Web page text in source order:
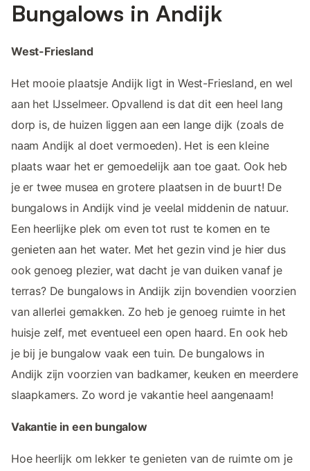
Bungalows in Andijk
West-Friesland
Het mooie plaatsje Andijk ligt in West-Friesland, en wel
aan het IJsselmeer. Opvallend is dat dit een heel lang
dorp is, de huizen liggen aan een lange dijk (zoals de
naam Andijk al doet vermoeden). Het is een kleine
plaats waar het er gemoedelijk aan toe gaat. Ook heb
je er twee musea en grotere plaatsen in de buurt! De
bungalows in Andijk vind je veelal middenin de natuur.
Een heerlijke plek om even tot rust te komen en te
genieten aan het water. Met het gezin vind je hier dus
ook genoeg plezier, wat dacht je van duiken vanaf je
terras? De bungalows in Andijk zijn bovendien voorzien
van allerlei gemakken. Zo heb je genoeg ruimte in het
huisje zelf, met eventueel een open haard. En ook heb
je bij je bungalow vaak een tuin. De bungalows in
Andijk zijn voorzien van badkamer, keuken en meerdere
slaapkamers. Zo word je vakantie heel aangenaam!
Vakantie in een bungalow
Hoe heerlijk om lekker te genieten van de ruimte om je